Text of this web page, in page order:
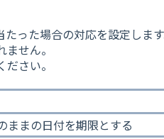
った場合の対応を設定します
せん。
さい。
ままの日付を期限とする